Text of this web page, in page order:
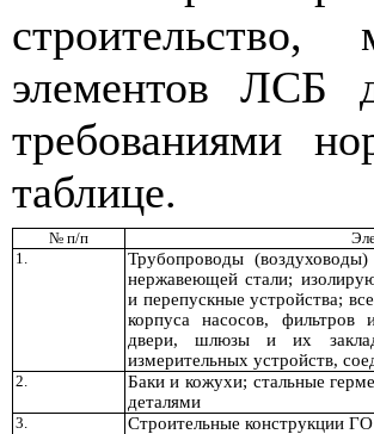
элементов ЛСБ
требованиями
таблице.
№ п/п
1.
Трубопроводы
нержавеющей стали;
и перепускные устройства;
корпуса насосов, фильтров
двери, шлюзы и их
измерительных устройств,
2.
Баки и кожухи; стальные
деталями
3. Строительные конструкции ГО